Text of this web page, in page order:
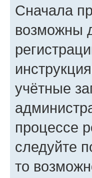
Сначала
возможны
учётные
процессе
следуйте
то